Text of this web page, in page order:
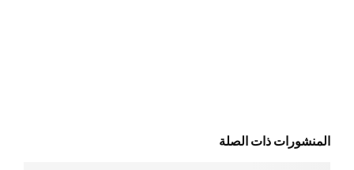
المنشورات ذات الصلة